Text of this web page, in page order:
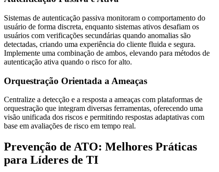
Sistemas de autenticação passiva monitoram o comportamento do
usuário de forma discreta, enquanto sistemas ativos desafiam os
usuários com verificações secundárias quando anomalias são
detectadas, criando uma experiência do cliente fluida e segura.
Implemente uma combinação de ambos, elevando para métodos de
autenticação ativa quando o risco for alto.
Orquestração Orientada a Ameaças
Centralize a detecção e a resposta a ameaças com plataformas de
orquestração que integram diversas ferramentas, oferecendo uma
visão unificada dos riscos e permitindo respostas adaptativas com
base em avaliações de risco em tempo real.
Prevenção de ATO: Melhores Práticas
para Líderes de TI